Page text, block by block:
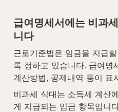
급여명세서에는 비과
니다
근로기준법은 임금을 지급
록 정하고 있습니다. 급여명
계산방법, 공제내역 등이 표
비과세 식대는 소득세 계산
게 지급되는 임금 항목입니